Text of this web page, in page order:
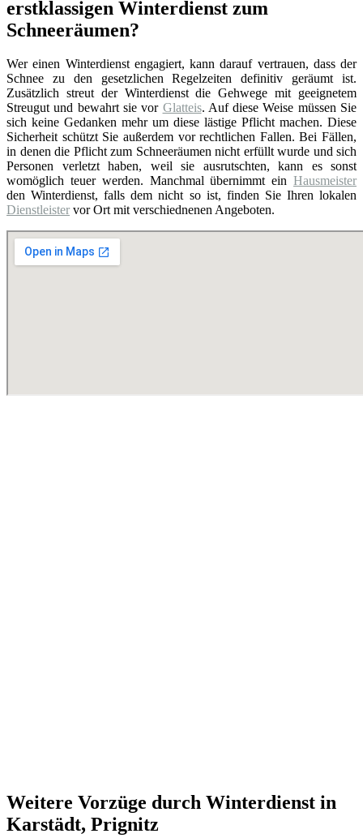
erstklassigen Winterdienst zum
Schneeräumen?
Wer einen Winterdienst engagiert, kann darauf vertrauen, dass der
Schnee zu den gesetzlichen Regelzeiten definitiv geräumt ist.
Zusätzlich streut der Winterdienst die Gehwege mit geeignetem
Streugut und bewahrt sie vor Glatteis. Auf diese Weise müssen Sie
sich keine Gedanken mehr um diese lästige Pflicht machen. Diese
Sicherheit schützt Sie außerdem vor rechtlichen Fallen. Bei Fällen,
in denen die Pflicht zum Schneeräumen nicht erfüllt wurde und sich
Personen verletzt haben, weil sie ausrutschten, kann es sonst
womöglich teuer werden. Manchmal übernimmt ein Hausmeister
den Winterdienst, falls dem nicht so ist, finden Sie Ihren lokalen
Dienstleister vor Ort mit verschiednenen Angeboten.
Weitere Vorzüge durch Winterdienst in
Karstädt, Prignitz